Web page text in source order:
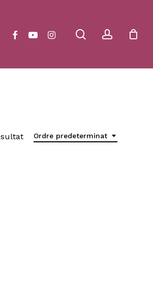
searchaccount
facebookyoutubeinstagram Cart
Ordre predeterminat